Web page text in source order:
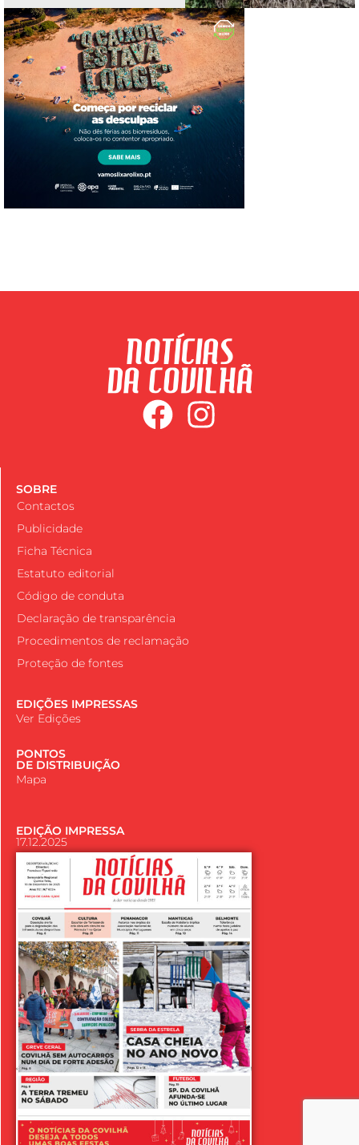
SOBRE
Contactos
Publicidade
Ficha Técnica
Estatuto editorial
Código de conduta
Declaração de transparência
Procedimentos de reclamação
Proteção de fontes
EDIÇÕES IMPRESSAS
Ver Edições
PONTOS
DE DISTRIBUIÇÃO
Mapa
EDIÇÃO IMPRESSA
17.12.2025